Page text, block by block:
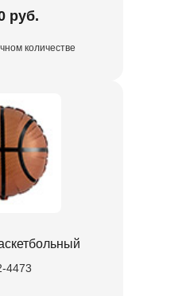
руб.
количестве
4473